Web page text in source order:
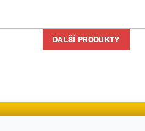
DALŠÍ PRODUKTY